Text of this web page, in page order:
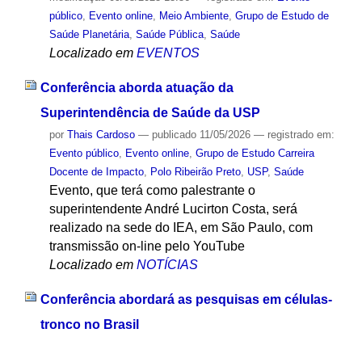
público, Evento online, Meio Ambiente, Grupo de Estudo de
Saúde Planetária, Saúde Pública, Saúde
Localizado em EVENTOS
Conferência aborda atuação da
Superintendência de Saúde da USP
por Thais Cardoso — publicado11/05/2026 — registrado em:
Evento público, Evento online, Grupo de Estudo Carreira
Docente de Impacto, Polo Ribeirão Preto, USP, Saúde
Evento, que terá como palestrante o
superintendente André Lucirton Costa, será
realizado na sede do IEA, em São Paulo, com
transmissão on-line pelo YouTube
Localizado em NOTÍCIAS
Conferência abordará as pesquisas em células-
tronco no Brasil